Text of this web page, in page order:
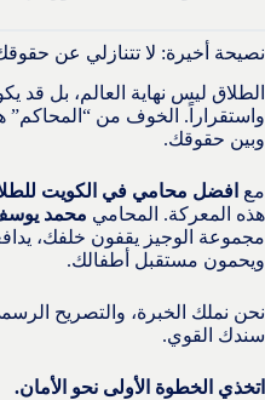
نصيحة أخيرة: لا تتنازلي عن
الطلاق ليس نهاية العالم، بل قد
واستقراراً. الخوف من “المحاكم”
وبين حقوقك.
مع افضل محامي في الكويت
هذه المعركة. المحامي محمد
مجموعة الوجيز يقفون خلفك،
ويحمون مستقبل أطفالك.
نحن نملك الخبرة، والتصريح
سندك القوي.
اتخذي الخطوة الأولى نحو الأمان.